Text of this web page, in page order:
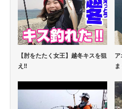
【肘をたたく女王】越冬キスを狙
え‼